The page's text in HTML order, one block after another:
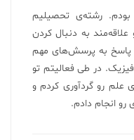
رشته‌ی تحصیلیم
به دنبال کردن
پاسخ به پرسش‌های مهم
در طی فعالیتم تو
علم رو گردآوری کردم‌ و
رو انجام دادم.